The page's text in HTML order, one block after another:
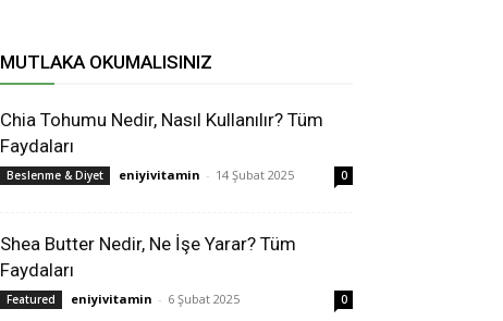
MUTLAKA OKUMALISINIZ
Chia Tohumu Nedir, Nasıl Kullanılır? Tüm
Faydaları
Beslenme & Diyet eniyivitamin - 14 Şubat 2025 0
Shea Butter Nedir, Ne İşe Yarar? Tüm
Faydaları
Featured eniyivitamin - 6 Şubat 2025 0